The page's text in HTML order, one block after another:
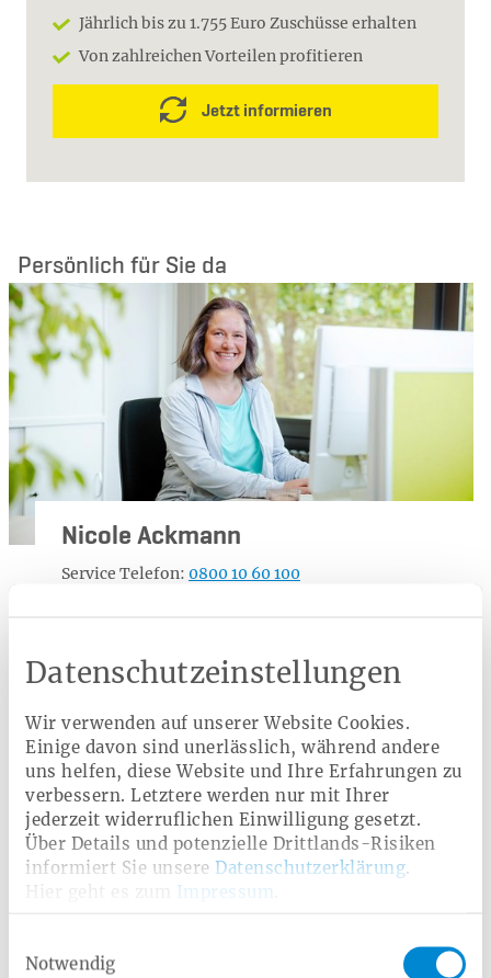
Datenschutzeinstellungen
Wir verwenden auf unserer Website Cookies.
Einige davon sind unerlässlich, während andere
uns helfen, diese Website und Ihre Erfahrungen zu
verbessern. Letztere werden nur mit Ihrer
jederzeit widerruflichen Einwilligung gesetzt.
Über Details und potenzielle Drittlands-Risiken
informiert Sie unsere Datenschutzerklärung.
Impressum
Notwendig
Jährlich bis zu 1.755 Euro Zuschüsse erhalten
Von zahlreichen Vorteilen profitieren
Jetzt informieren
Persönlich für Sie da
Nicole Ackmann
Service Telefon: 0800 10 60 100
Ratgeber
Schutzimpfungen Impfreaktionen
Impfnebenwirkungen Impfpflicht
Kinder & Jugendliche